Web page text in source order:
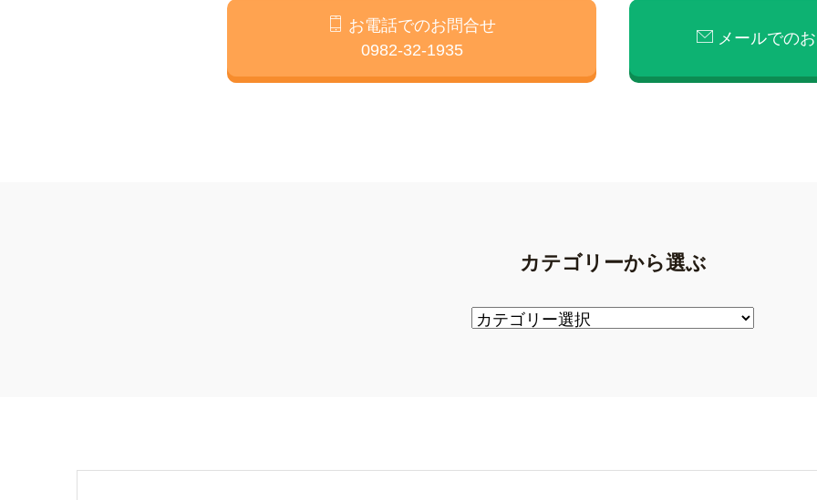
お電話でのお問合せ
0982-32-1935
メールでの
カテゴリーから選ぶ